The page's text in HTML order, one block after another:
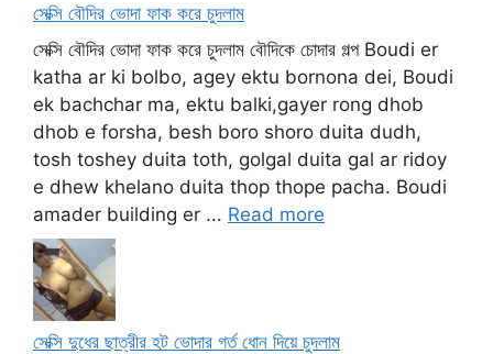
সেক্সি বৌদির ভোদা ফাক করে চুদলাম
সেক্সি বৌদির ভোদা ফাক করে চুদলাম বৌদিকে চোদার গল্প Boudi er
katha ar ki bolbo, agey ektu bornona dei, Boudi
ek bachchar ma, ektu balki,gayer rong dhob
dhob e forsha, besh boro shoro duita dudh,
tosh toshey duita toth, golgal duita gal ar ridoy
e dhew khelano duita thop thope pacha. Boudi
amader building er ... Read more
সেক্সি দুধের ছাত্রীর হট ভোদার গর্ত ধোন দিয়ে চুদলাম